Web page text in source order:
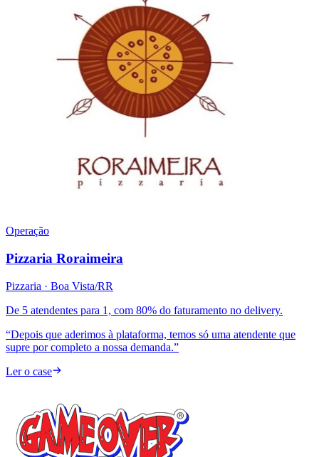
Operação
Pizzaria Roraimeira
Pizzaria · Boa Vista/RR
De 5 atendentes para 1, com 80% do faturamento no delivery.
“Depois que aderimos à plataforma, temos só uma atendente que
supre por completo a nossa demanda.”
Ler o case